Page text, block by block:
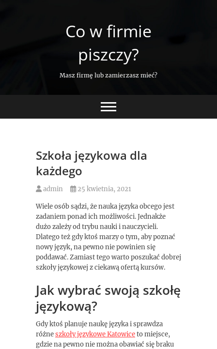
Co w firmie
piszczy?
Masz firmę lub zamierzasz mieć?
Szkoła językowa dla
każdego
admin 25 kwietnia, 2021
Wiele osób sądzi, że nauka języka obcego jest
zadaniem ponad ich możliwości. Jednakże
dużo zależy od trybu nauki i nauczycieli.
Dlatego też gdy ktoś marzy o tym, aby poznać
nowy język, na pewno nie powinien się
poddawać. Zamiast tego warto poszukać dobrej
szkoły językowej z ciekawą ofertą kursów.
Jak wybrać swoją szkołę
językową?
Gdy ktoś planuje naukę języka i sprawdza
różneszkoły językowe Katowiceto miejsce,
gdzie na pewno nie można obawiać się braku